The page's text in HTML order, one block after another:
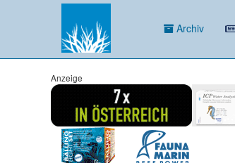
Archiv
Anzeige